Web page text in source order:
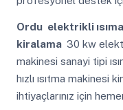
Ordu elektrikli
kiralama 30 kw
makinesi sanayi tipi
hızlı ısıtma makinesi
ihtiyaçlarınız için